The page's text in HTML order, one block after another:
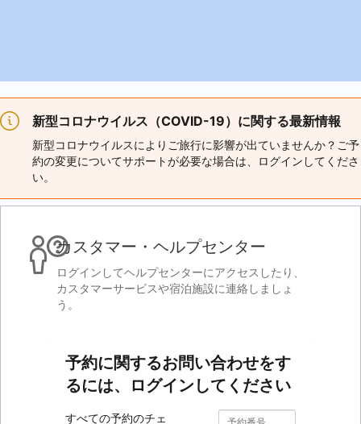
新型コロナウイルス（COVID-19）に関する最新情報
新型コロナウイルスによりご旅行に影響が出ていませんか？ご予
約の変更についてサポートが必要な場合は、ログインしてくださ
い。
カスタマー・ヘルプセンター
ログインしてヘルプセンターにアクセスしたり、
カスタマーサービスや宿泊施設に連絡しましょ
う。
予約に関するお問い合わせをす
るには、ログインしてください
すべての予約のチェ
予